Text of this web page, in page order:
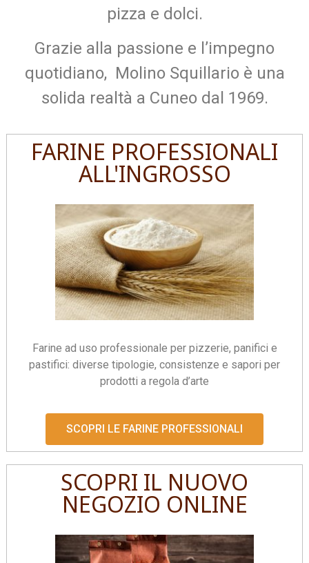
pizza e dolci.
Grazie alla passione e l’impegno
quotidiano, Molino Squillario è una
solida realtà a Cuneo dal 1969.
FARINE PROFESSIONALI
ALL'INGROSSO
Farine ad uso professionale per pizzerie, panifici e
pastifici: diverse tipologie, consistenze e sapori per
prodotti a regola d’arte
SCOPRI LE FARINE PROFESSIONALI
SCOPRI IL NUOVO
NEGOZIO ONLINE